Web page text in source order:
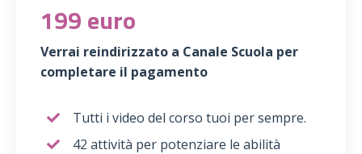
199 euro
Verrai reindirizzato a Canale Scuola per
completare il pagamento
Tutti i video del corso tuoi per sempre.
42 attività per potenziare le abilità